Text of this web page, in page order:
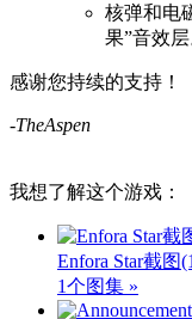
核弹和电
果”音效层
感谢您持续的支持！
-TheAspen
我想了解这个游戏：
Enfora Star截图
1个图集 »